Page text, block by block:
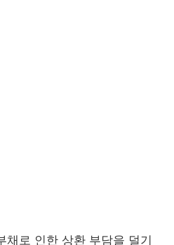
채로 인한 상환 부담을 덜기